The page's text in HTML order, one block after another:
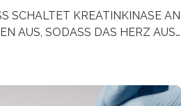
SCHALTET KREATINKINASE AN
AUS, SODASS DAS HERZ AUS
für Herzinsuffizienz
warum der Energietransport bei